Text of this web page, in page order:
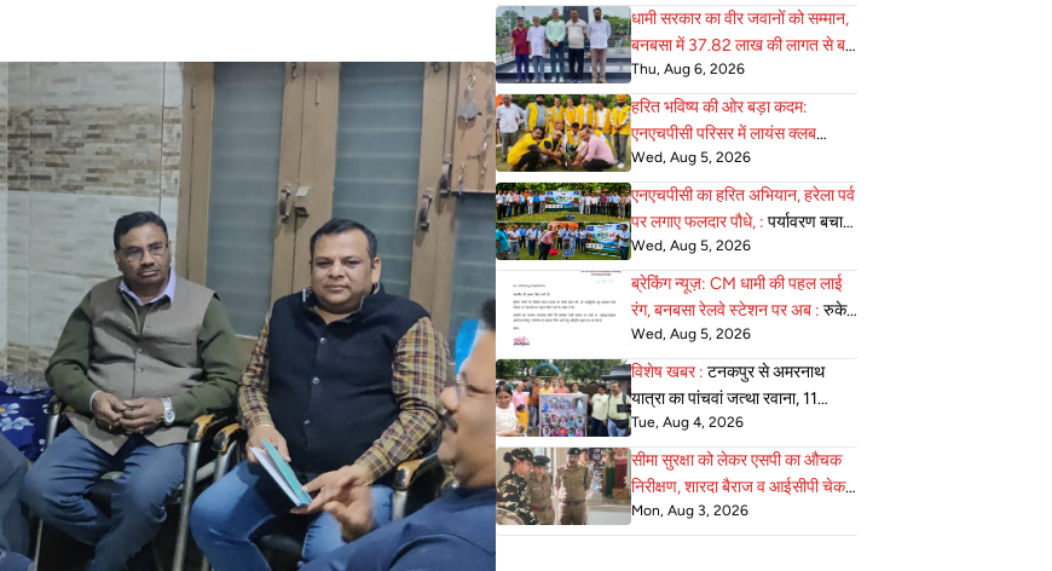
आवाजाही की अनुमति
धामी सरकार का वीर जवानों को सम्मान,
बनबसा में 37.82 लाख की लागत से बन
:रहा भव्य सैनिक स्मारक अंतिम चरण में
Thu, Aug 6, 2026
हरित भविष्य की ओर बड़ा कदम:
एनएचपीसी परिसर में लायंस क्लब
जोन-22 ने 75 :पौधे रोपे, पर्यावरण
संरक्षण का दिया सशक्त संदेश
Wed, Aug 5, 2026
एनएचपीसी का हरित अभियान, हरेला पर्व
पर लगाए फलदार पौधे, : पर्यावरण बचाने
का लिया संकल्प
Wed, Aug 5, 2026
ब्रेकिंग न्यूज़: CM धामी की पहल लाई
रंग, बनबसा रेलवे स्टेशन पर अब : रुकेगी
अछनेरा–टनकपुर एक्सप्रेस
Wed, Aug 5, 2026
विशेष खबर : टनकपुर से अमरनाथ
यात्रा का पांचवां जत्था रवाना, 11
अगस्त को होगी वापसी
Tue, Aug 4, 2026
सीमा सुरक्षा को लेकर एसपी का औचक
निरीक्षण, शारदा बैराज व आईसीपी चेक :
पोस्ट की व्यवस्थाएं परखी
Mon, Aug 3, 2026